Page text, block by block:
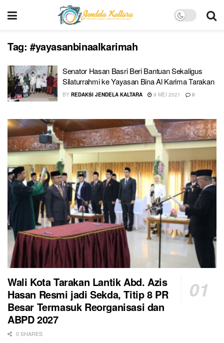
Tag: #yayasanbinaalkarimah
Senator Hasan Basri Beri Bantuan Sekaligus
Silaturrahmi ke Yayasan Bina Al Karima Tarakan
BY REDAKSI JENDELA KALTARA 9 MEI 2021 0
Wali Kota Tarakan Lantik Abd. Azis
Hasan Resmi jadi Sekda, Titip 8 PR
Besar Termasuk Reorganisasi dan
ABPD 2027
0 SHARES